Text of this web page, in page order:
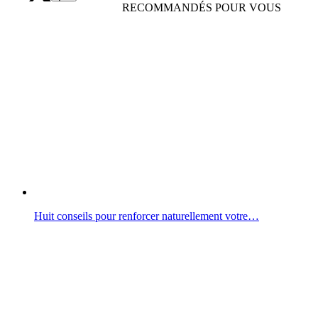
RECOMMANDÉS POUR VOUS
Huit conseils pour renforcer naturellement votre…